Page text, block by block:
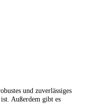
und zuverlässiges
Außerdem gibt es